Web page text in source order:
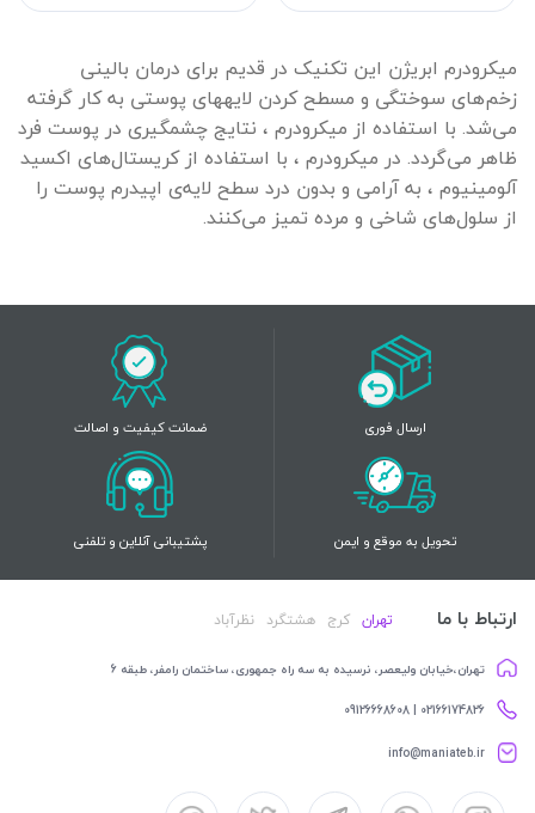
میکرودرم ابریژن این تکنیک در قدیم برای درمان بالینی
زخم‌های سوختگی و مسطح کردن لایه‎های پوستی به کار گرفته
می‌شد. با استفاده از میکرودرم ، نتایج چشمگیری در پوست فرد
ظاهر می‌گردد. در میکرودرم ، با استفاده از کریستال‌های اکسید
آلومینیوم ، به آرامی و بدون درد سطح لایه‌ی اپیدرم پوست را
از سلول‌های شاخی و مرده تمیز می‌کنند.
ارسال فوری ضمانت کیفیت و اصالت
تحویل به موقع و ایمن پشتیبانی آنلاین و تلفنی
ارتباط با ما تهران کرج هشتگرد نظرآباد
تهران،خیابان ولیعصر، نرسیده به سه راه جمهوری، ساختمان رامفر، طبقه 6
02166174826 | 09126668608
info@maniateb.ir